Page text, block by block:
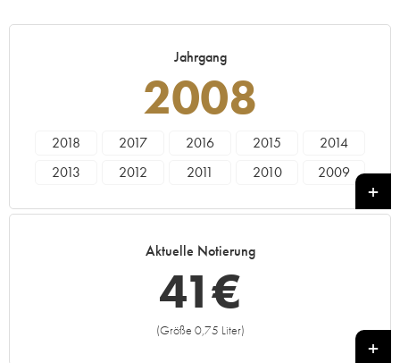
Jahrgang
2008
2018 2017 2016 2015
2014
2013
2012 2011 2010
2009
Aktuelle Notierung
41€
(Größe 0,75 Liter)
+